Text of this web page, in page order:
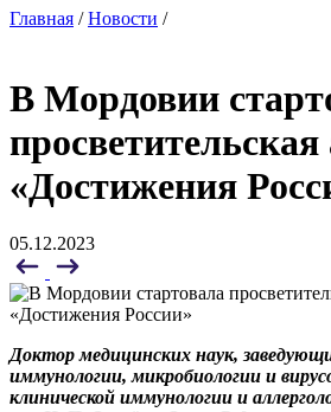
Главная /Новости /
В Мордовии
«Достижения
05.12.2023
Доктор медицинских наук,
иммунологии, микробиологии и
клинической иммунологии и